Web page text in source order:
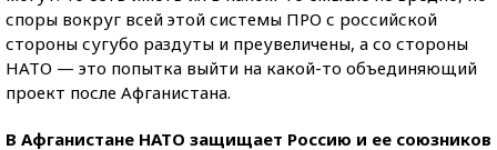
споры вокруг всей этой системы ПРО с российской
стороны сугубо раздуты и преувеличены, а со стороны
НАТО — это попытка выйти на какой-то объединяющий
проект после Афганистана.
В Афганистане НАТО защищает Россию и ее союзников